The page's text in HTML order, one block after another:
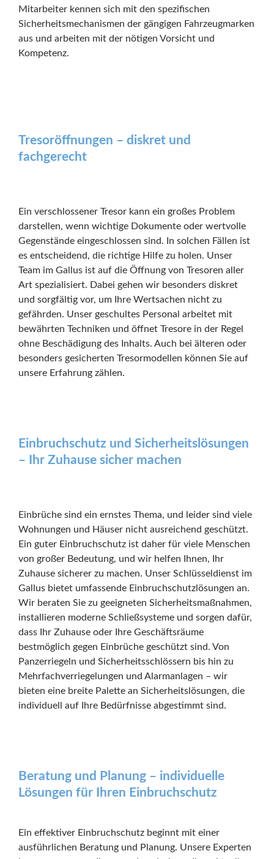
Mitarbeiter kennen sich mit den spezifischen
Sicherheitsmechanismen der gängigen Fahrzeugmarken
aus und arbeiten mit der nötigen Vorsicht und
Kompetenz.
Tresoröffnungen – diskret und
fachgerecht
Ein verschlossener Tresor kann ein großes Problem
darstellen, wenn wichtige Dokumente oder wertvolle
Gegenstände eingeschlossen sind. In solchen Fällen ist
es entscheidend, die richtige Hilfe zu holen. Unser
Team im Gallus ist auf die Öffnung von Tresoren aller
Art spezialisiert. Dabei gehen wir besonders diskret
und sorgfältig vor, um Ihre Wertsachen nicht zu
gefährden. Unser geschultes Personal arbeitet mit
bewährten Techniken und öffnet Tresore in der Regel
ohne Beschädigung des Inhalts. Auch bei älteren oder
besonders gesicherten Tresormodellen können Sie auf
unsere Erfahrung zählen.
Einbruchschutz und Sicherheitslösungen
– Ihr Zuhause sicher machen
Einbrüche sind ein ernstes Thema, und leider sind viele
Wohnungen und Häuser nicht ausreichend geschützt.
Ein guter Einbruchschutz ist daher für viele Menschen
von großer Bedeutung, und wir helfen Ihnen, Ihr
Zuhause sicherer zu machen. Unser Schlüsseldienst im
Gallus bietet umfassende Einbruchschutzlösungen an.
Wir beraten Sie zu geeigneten Sicherheitsmaßnahmen,
installieren moderne Schließsysteme und sorgen dafür,
dass Ihr Zuhause oder Ihre Geschäftsräume
bestmöglich gegen Einbrüche geschützt sind. Von
Panzerriegeln und Sicherheitsschlössern bis hin zu
Mehrfachverriegelungen und Alarmanlagen – wir
bieten eine breite Palette an Sicherheitslösungen, die
individuell auf Ihre Bedürfnisse abgestimmt sind.
Beratung und Planung – individuelle
Lösungen für Ihren Einbruchschutz
Ein effektiver Einbruchschutz beginnt mit einer
ausführlichen Beratung und Planung. Unsere Experten